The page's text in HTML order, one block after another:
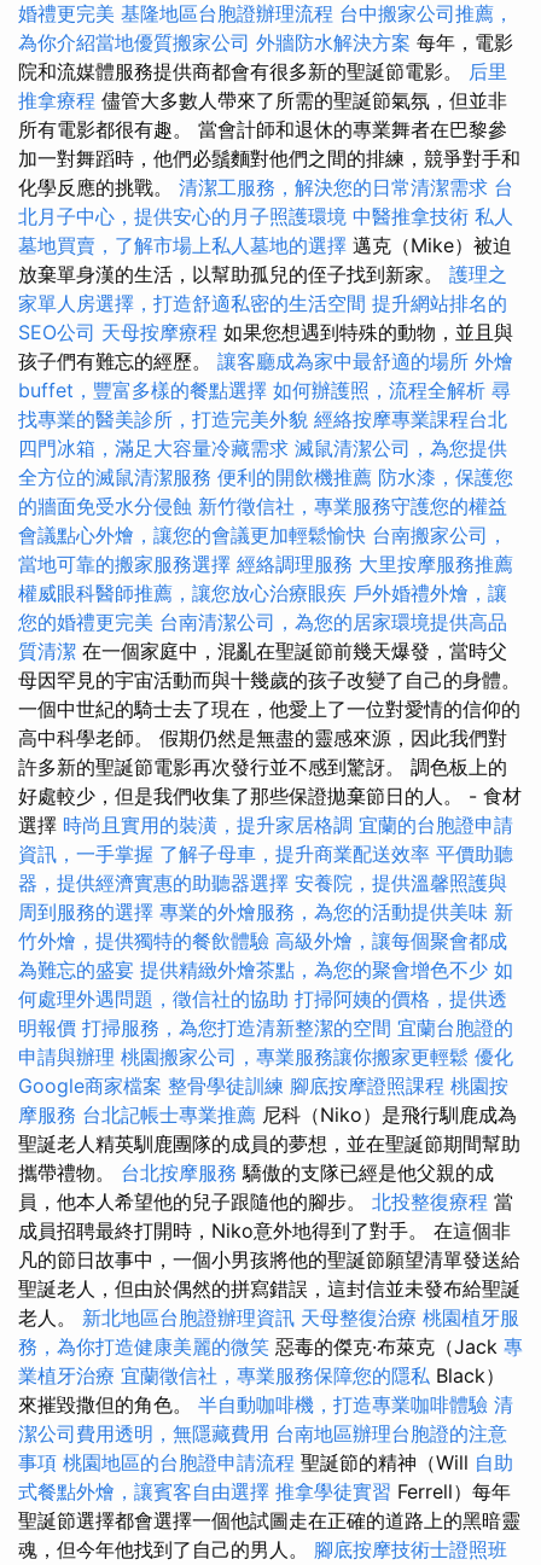
婚禮更完美 基隆地區台胞證辦理流程 台中搬家公司推薦，
為你介紹當地優質搬家公司 外牆防水解決方案 每年，電影
院和流媒體服務提供商都會有很多新的聖誕節電影。 后里
推拿療程 儘管大多數人帶來了所需的聖誕節氣氛，但並非
所有電影都很有趣。 當會計師和退休的專業舞者在巴黎參
加一對舞蹈時，他們必鬚麵對他們之間的排練，競爭對手和
化學反應的挑戰。 清潔工服務，解決您的日常清潔需求 台
北月子中心，提供安心的月子照護環境 中醫推拿技術 私人
墓地買賣，了解市場上私人墓地的選擇 邁克（Mike）被迫
放棄單身漢的生活，以幫助孤兒的侄子找到新家。 護理之
家單人房選擇，打造舒適私密的生活空間 提升網站排名的
SEO公司 天母按摩療程 如果您想遇到特殊的動物，並且與
孩子們有難忘的經歷。 讓客廳成為家中最舒適的場所 外燴
buffet，豐富多樣的餐點選擇 如何辦護照，流程全解析 尋
找專業的醫美診所，打造完美外貌 經絡按摩專業課程台北
四門冰箱，滿足大容量冷藏需求 滅鼠清潔公司，為您提供
全方位的滅鼠清潔服務 便利的開飲機推薦 防水漆，保護您
的牆面免受水分侵蝕 新竹徵信社，專業服務守護您的權益
會議點心外燴，讓您的會議更加輕鬆愉快 台南搬家公司，
當地可靠的搬家服務選擇 經絡調理服務 大里按摩服務推薦
權威眼科醫師推薦，讓您放心治療眼疾 戶外婚禮外燴，讓
您的婚禮更完美 台南清潔公司，為您的居家環境提供高品
質清潔 在一個家庭中，混亂在聖誕節前幾天爆發，當時父
母因罕見的宇宙活動而與十幾歲的孩子改變了自己的身體。
一個中世紀的騎士去了現在，他愛上了一位對愛情的信仰的
高中科學老師。 假期仍然是無盡的靈感來源，因此我們對
許多新的聖誕節電影再次發行並不感到驚訝。 調色板上的
好處較少，但是我們收集了那些保證拋棄節日的人。 - 食材
選擇 時尚且實用的裝潢，提升家居格調 宜蘭的台胞證申請
資訊，一手掌握 了解子母車，提升商業配送效率 平價助聽
器，提供經濟實惠的助聽器選擇 安養院，提供溫馨照護與
周到服務的選擇 專業的外燴服務，為您的活動提供美味 新
竹外燴，提供獨特的餐飲體驗 高級外燴，讓每個聚會都成
為難忘的盛宴 提供精緻外燴茶點，為您的聚會增色不少 如
何處理外遇問題，徵信社的協助 打掃阿姨的價格，提供透
明報價 打掃服務，為您打造清新整潔的空間 宜蘭台胞證的
申請與辦理 桃園搬家公司，專業服務讓你搬家更輕鬆 優化
Google商家檔案 整骨學徒訓練 腳底按摩證照課程 桃園按
摩服務 台北記帳士專業推薦 尼科（Niko）是飛行馴鹿成為
聖誕老人精英馴鹿團隊的成員的夢想，並在聖誕節期間幫助
攜帶禮物。 台北按摩服務 驕傲的支隊已經是他父親的成
員，他本人希望他的兒子跟隨他的腳步。 北投整復療程 當
成員招聘最終打開時，Niko意外地得到了對手。 在這個非
凡的節日故事中，一個小男孩將他的聖誕節願望清單發送給
聖誕老人，但由於偶然的拼寫錯誤，這封信並未發布給聖誕
老人。 新北地區台胞證辦理資訊 天母整復治療 桃園植牙服
務，為你打造健康美麗的微笑 惡毒的傑克·布萊克（Jack 專
業植牙治療 宜蘭徵信社，專業服務保障您的隱私 Black）
來摧毀撒但的角色。 半自動咖啡機，打造專業咖啡體驗 清
潔公司費用透明，無隱藏費用 台南地區辦理台胞證的注意
事項 桃園地區的台胞證申請流程 聖誕節的精神（Will 自助
式餐點外燴，讓賓客自由選擇 推拿學徒實習 Ferrell）每年
聖誕節選擇都會選擇一個他試圖走在正確的道路上的黑暗靈
魂，但今年他找到了自己的男人。 腳底按摩技術士證照班